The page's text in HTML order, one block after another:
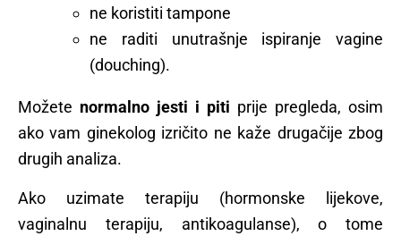
ne koristiti tampone
ne raditi unutrašnje ispiranje vagine
(douching).
Možete normalno jesti i piti prije pregleda, osim
ako vam ginekolog izričito ne kaže drugačije zbog
drugih analiza.
Ako uzimate terapiju (hormonske lijekove,
vaginalnu terapiju, antikoagulanse), o tome